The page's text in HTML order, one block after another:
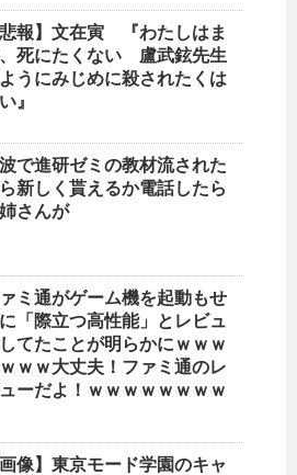
悲報】文在寅 『わたしはま
死にたくない 盧武鉉先生
うにみじめに殺されたくは
』
で進研ゼミの教材流された
新しく貰えるか電話したら
さんが
ミ通がゲーム機を起動もせ
「際立つ高性能」とレビュ
てたことが明らかにｗｗｗ
ｗｗ大丈夫！ファミ通のレ
ーだよ！ｗｗｗｗｗｗｗｗ
画像】東京モード学園のキャ